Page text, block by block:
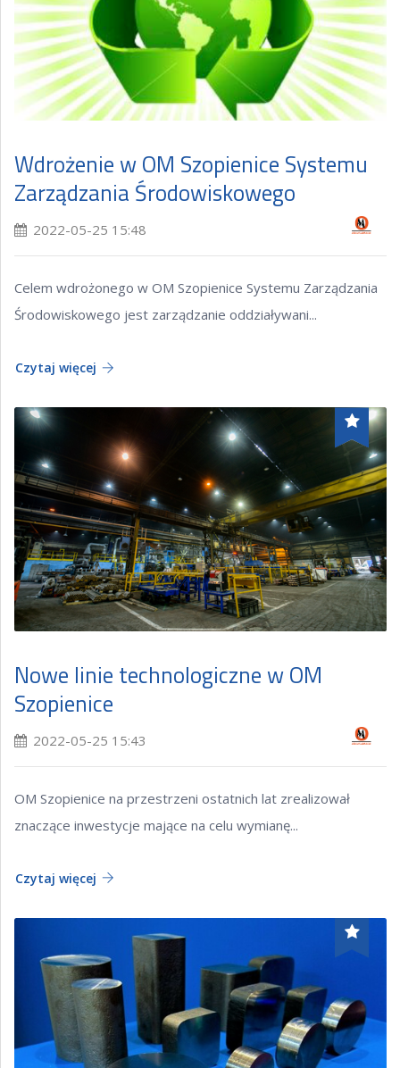
Wdrożenie w OM Szopienice Systemu
Zarządzania Środowiskowego
2022-05-25 15:48
Celem wdrożonego w OM Szopienice Systemu Zarządzania
Środowiskowego jest zarządzanie oddziaływani...
Czytaj więcej
Nowe linie technologiczne w OM
Szopienice
2022-05-25 15:43
OM Szopienice na przestrzeni ostatnich lat zrealizował
znaczące inwestycje mające na celu wymianę...
Czytaj więcej